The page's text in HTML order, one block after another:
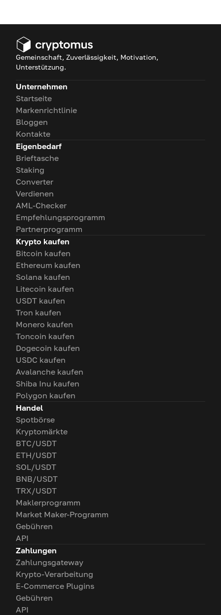
Gemeinschaft, Zuverlässigkeit, Motivation,
Unterstützung.
Unternehmen
Startseite
Markenrichtlinie
Bloggen
Kontakte
Eigenbedarf
Brieftasche
Staking
Converter
Verdienen
AML-Checker
Empfehlungsprogramm
Partnerprogramm
Krypto kaufen
Bitcoin kaufen
Ethereum kaufen
Solana kaufen
Litecoin kaufen
USDT kaufen
Tron kaufen
Monero kaufen
Toncoin kaufen
Dogecoin kaufen
USDC kaufen
Avalanche kaufen
Shiba Inu kaufen
Polygon kaufen
Handel
Spotbörse
Kryptomärkte
BTC/USDT
ETH/USDT
SOL/USDT
BNB/USDT
TRX/USDT
Maklerprogramm
Market Maker-Programm
Gebühren
API
Zahlungen
Zahlungsgateway
Krypto-Verarbeitung
E-Commerce Plugins
Gebühren
API